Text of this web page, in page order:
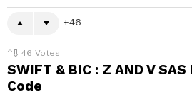
46
46 Votes
SWIFT & BIC : Z AND V SAS
Code